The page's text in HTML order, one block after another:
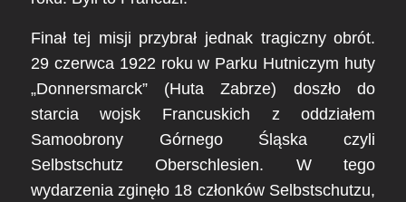
Finał tej misji przybrał jednak tragiczny obrót.
29 czerwca 1922 roku w Parku Hutniczym huty
„Donnersmarck” (Huta Zabrze) doszło do
starcia wojsk Francuskich z oddziałem
Samoobrony Górnego Śląska czyli
Selbstschutz Oberschlesien. W tego
wydarzenia zginęło 18 członków Selbstschutzu,